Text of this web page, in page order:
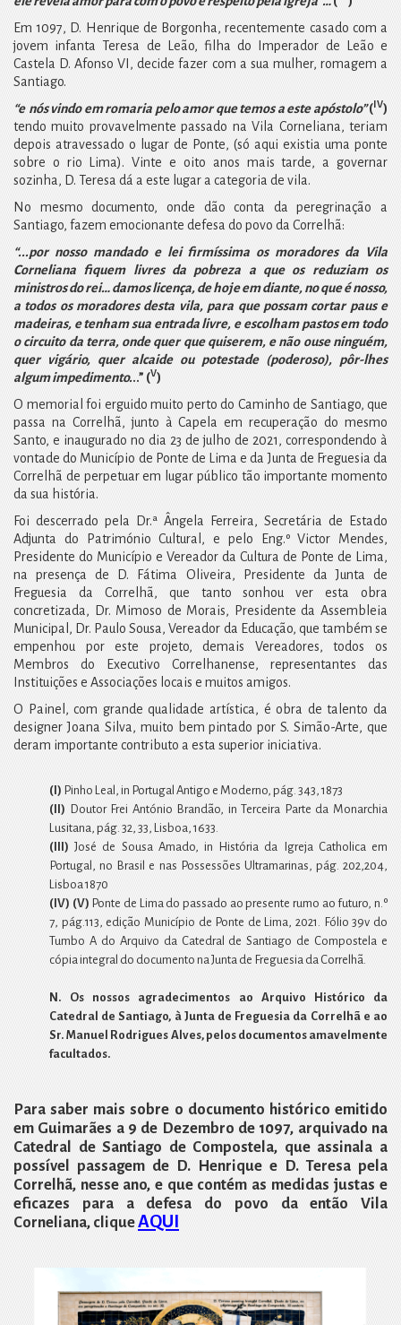
Em 1097, D. Henrique de Borgonha, recentemente casado com a
jovem infanta Teresa de Leão, filha do Imperador de Leão e
Castela D. Afonso VI, decide fazer com a sua mulher, romagem a
Santiago.
“e nós vindo em romaria pelo amor que temos a este apóstolo”(IV)
tendo muito provavelmente passado na Vila Corneliana, teriam
depois atravessado o lugar de Ponte, (só aqui existia uma ponte
sobre o rio Lima). Vinte e oito anos mais tarde, a governar
sozinha, D. Teresa dá a este lugar a categoria de vila.
No mesmo documento, onde dão conta da peregrinação a
Santiago, fazem emocionante defesa do povo da Correlhã:
“...por nosso mandado e lei firmíssima os moradores da Vila
Corneliana fiquem livres da pobreza a que os reduziam os
ministros do rei… damos licença, de hoje em diante, no que é nosso,
a todos os moradores desta vila, para que possam cortar paus e
madeiras, e tenham sua entrada livre, e escolham pastos em todo
o circuito da terra, onde quer que quiserem, e não ouse ninguém,
quer vigário, quer alcaide ou potestade (poderoso), pôr-lhes
algum impedimento...” (V)
O memorial foi erguido muito perto do Caminho de Santiago, que
passa na Correlhã, junto à Capela em recuperação do mesmo
Santo, e inaugurado no dia 23 de julho de 2021, correspondendo à
vontade do Município de Ponte de Lima e da Junta de Freguesia da
Correlhã de perpetuar em lugar público tão importante momento
da sua história.
Foi descerrado pela Dr.ª Ângela Ferreira, Secretária de Estado
Adjunta do Património Cultural, e pelo Eng.º Victor Mendes,
Presidente do Município e Vereador da Cultura de Ponte de Lima,
na presença de D. Fátima Oliveira, Presidente da Junta de
Freguesia da Correlhã, que tanto sonhou ver esta obra
concretizada, Dr. Mimoso de Morais, Presidente da Assembleia
Municipal, Dr. Paulo Sousa, Vereador da Educação, que também se
empenhou por este projeto, demais Vereadores, todos os
Membros do Executivo Correlhanense, representantes das
Instituições e Associações locais e muitos amigos.
O Painel, com grande qualidade artística, é obra de talento da
designer Joana Silva, muito bem pintado por S. Simão-Arte, que
deram importante contributo a esta superior iniciativa.
(I) Pinho Leal, in Portugal Antigo e Moderno, pág. 343, 1873
(II) Doutor Frei António Brandão, in Terceira Parte da Monarchia
Lusitana, pág. 32, 33, Lisboa, 1633.
(III) José de Sousa Amado, in História da Igreja Catholica em
Portugal, no Brasil e nas Possessões Ultramarinas, pág. 202,204,
Lisboa 1870
(IV) (V) Ponte de Lima do passado ao presente rumo ao futuro, n.º
7, pág.113, edição Município de Ponte de Lima, 2021. Fólio 39v do
Tumbo A do Arquivo da Catedral de Santiago de Compostela e
cópia integral do documento na Junta de Freguesia da Correlhã.
N. Os nossos agradecimentos ao Arquivo Histórico da
Catedral de Santiago, à Junta de Freguesia da Correlhã e ao
Sr. Manuel Rodrigues Alves, pelos documentos amavelmente
facultados.
Para saber mais sobre o documento histórico emitido
em Guimarães a 9 de Dezembro de 1097, arquivado na
Catedral de Santiago de Compostela, que assinala a
possível passagem de D. Henrique e D. Teresa pela
Correlhã, nesse ano, e que contém as medidas justas e
eficazes para a defesa do povo da então Vila
Corneliana, cliqueAQUI